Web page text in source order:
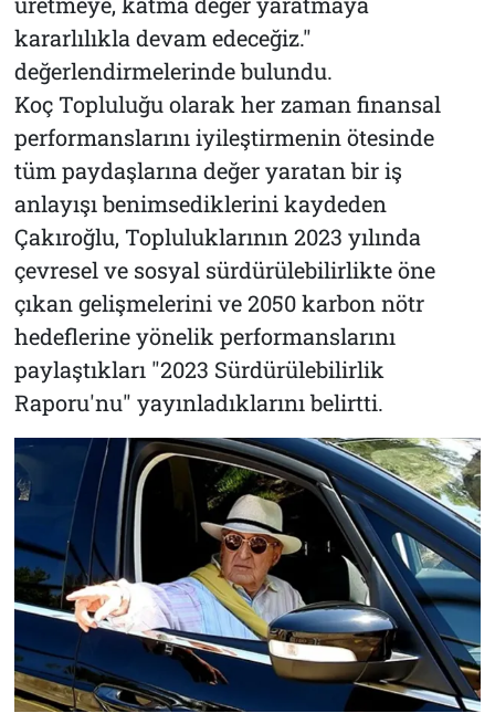
kararlılıkla devam edeceğiz."
değerlendirmelerinde bulundu.
Koç Topluluğu olarak her zaman finansal
performanslarını iyileştirmenin ötesinde
tüm paydaşlarına değer yaratan bir iş
anlayışı benimsediklerini kaydeden
Çakıroğlu, Topluluklarının 2023 yılında
çevresel ve sosyal sürdürülebilirlikte öne
çıkan gelişmelerini ve 2050 karbon nötr
hedeflerine yönelik performanslarını
paylaştıkları "2023 Sürdürülebilirlik
Raporu'nu" yayınladıklarını belirtti.